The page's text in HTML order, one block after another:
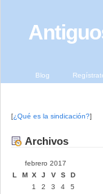
Blog
[¿Qué es la sindicación?]
Archivos
febrero 2017
L
M X J V S D
1 2 3 4
5